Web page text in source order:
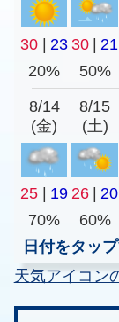
30 | 23 30 | 21
20%
50%
8/14
(金)
8/15
(土)
25 | 19 26 | 20
70%
60%
日付をタッ
天気アイコン